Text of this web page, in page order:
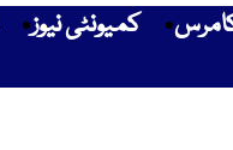
کمیونٹی نیوز